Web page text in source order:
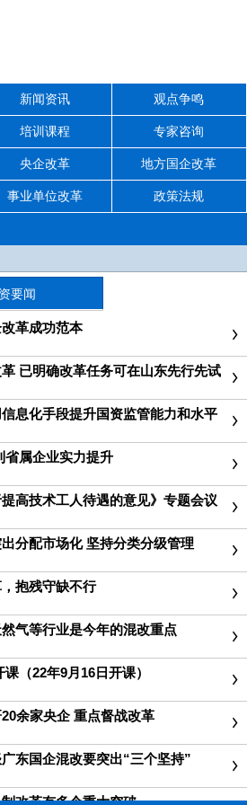
新闻资讯 观点争鸣
培训课程 专家咨询
央企改革 地方国企改革
事业单位改革 政策法规
要闻
革成功范本
已明确改革任务可在山东先行先试
息化手段提升国资监管能力和水平
省属企业实力提升
高技术工人待遇的意见》专题会议
分配市场化 坚持分类分级管理
抱残守缺不行
气等行业是今年的混改重点
（22年9月16日开课）
余家央企 重点督战改革
东国企混改要突出“三个坚持”